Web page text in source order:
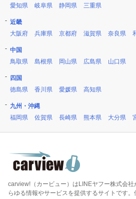
愛知県
岐阜県 静岡県 三重県
近畿
大阪府
兵庫県 京都府 滋賀県 奈良県
中国
鳥取県
島根県 岡山県 広島県 山口県
四国
徳島県
香川県 愛媛県 高知県
九州・沖縄
福岡県
佐賀県 長崎県 熊本県 大分県
carview!（カービュー）はLINEヤフー株式会
らゆる情報やサービスを提供するサイトです